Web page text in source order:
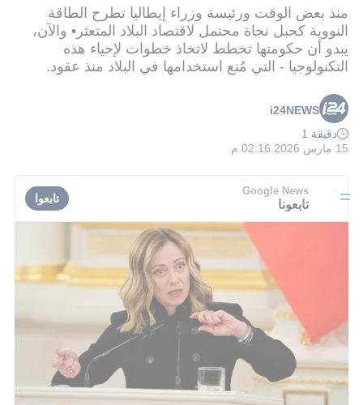
منذ بعض الوقت ورئيسة وزراء إيطاليا تطرح الطاقة
النووية كحبل نجاة محتمل لاقتصاد البلاد المتعثر• والآن،
يبدو أن حكومتها تخطط لاتخاذ خطوات لإحياء هذه
التكنولوجيا - التي مُنع استخدامها في البلاد منذ عقود.
i24NEWS
دقيقة 1
15 مارس 2026 02:16 م
Google News
تابعونا تابعوا